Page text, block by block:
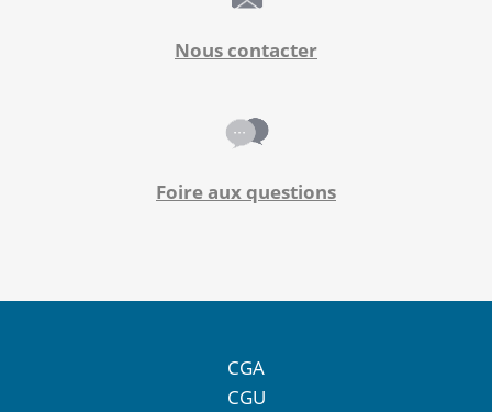
Nous contacter
Foire aux questions
CGA
CGU